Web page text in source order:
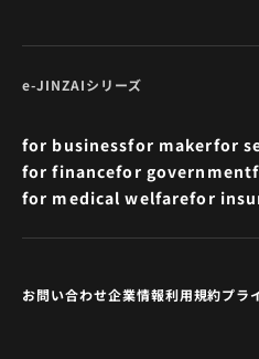
e-JINZAIシリーズ
for businessfor makerfor
for financefor government
for medical welfarefor
お問い合わせ企業情報利用規約プラ